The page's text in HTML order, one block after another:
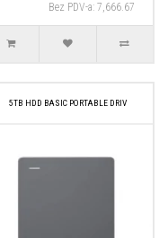
Bez PDV-a: 7,666.67
5TB HDD BASIC PORTABLE DRIV